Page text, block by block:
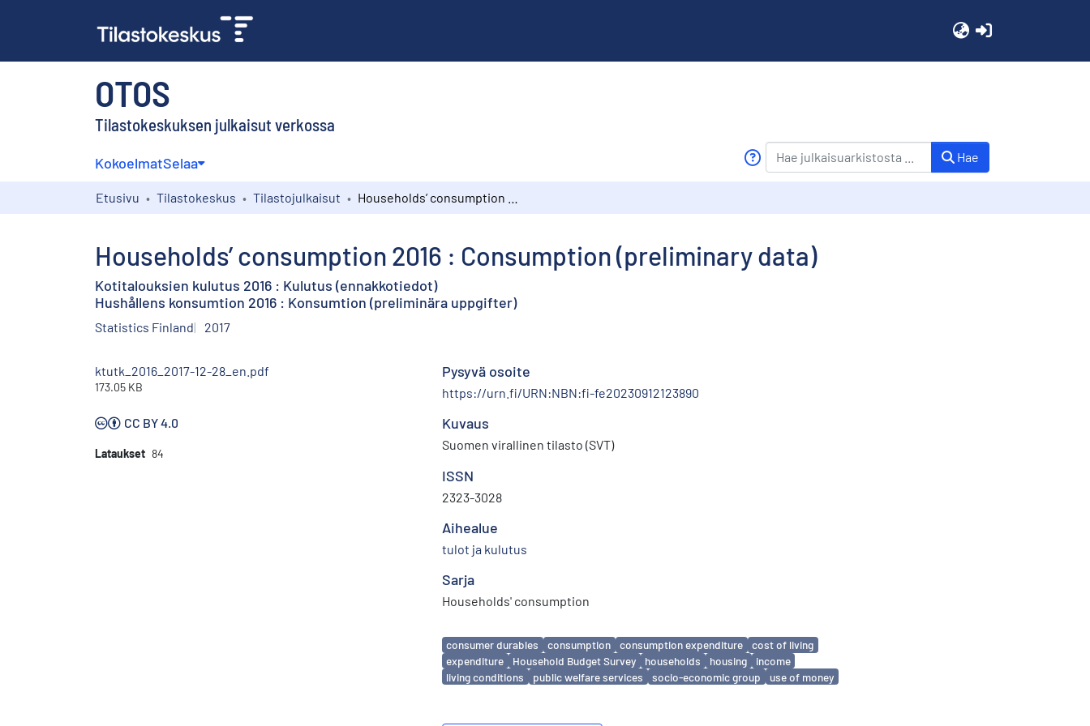
OTOS
Tilastokeskuksen julkaisut verkossa
KokoelmatSelaa Hae
Etusivu Tilastokeskus Tilastojulkaisut
Households’ consumption 2016 : Consumption (preliminary data)
Kotitalouksien kulutus 2016 : Kulutus (ennakkotiedot)
Hushållens konsumtion 2016 : Konsumtion (preliminära uppgifter)
Statistics Finland 2017
ktutk_2016_2017-12-28_en.pdf
173.05 KB
CC BY 4.0
Lataukset 84
Pysyvä osoite
https://urn.fi/URN:NBN:fi-fe20230912123890
Kuvaus
Suomen virallinen tilasto (SVT)
ISSN
2323-3028
Aihealue
tulot ja kulutus
Sarja
Households' consumption
Avainsanat
consumer durables consumption consumption expenditure
cost of living
expenditure
Household Budget Survey households housing
income
living conditions
public welfare services socio-economic group use of money